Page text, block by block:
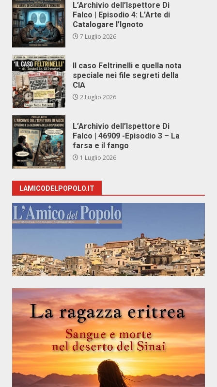
L’Archivio dell’Ispettore Di
Falco | Episodio 4: L’Arte di
Catalogare l’Ignoto
7 Luglio 2026
Il caso Feltrinelli e quella nota
speciale nei file segreti della
CIA
2 Luglio 2026
L’Archivio dell’Ispettore Di
Falco | 46909 -Episodio 3 – La
farsa e il fango
1 Luglio 2026
LAMICODELPOPOLO.IT